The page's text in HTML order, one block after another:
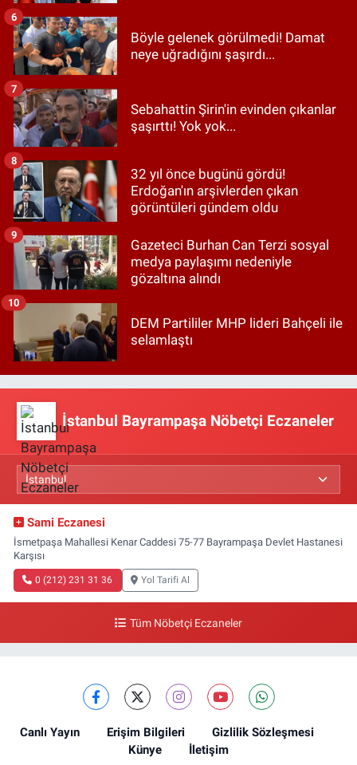
Böyle gelenek görülmedi! Damat
neye uğradığını şaşırdı...
6
Sebahattin Şirin'in evinden çıkanlar
şaşırttı! Yok yok...
7
32 yıl önce bugünü gördü!
Erdoğan'ın arşivlerden çıkan
görüntüleri gündem oldu
8
Gazeteci Burhan Can Terzi sosyal
medya paylaşımı nedeniyle
gözaltına alındı
9
DEM Partililer MHP lideri Bahçeli ile
selamlaştı
10
İstanbul Bayrampaşa Nöbetçi Eczaneler
Sami Eczanesi
İsmetpaşa Mahallesi Kenar Caddesi 75-77 Bayrampaşa Devlet Hastanesi
Karşısı
0 (212) 231 31 36 Yol Tarifi Al
Tüm Nöbetçi Eczaneler
Canlı Yayın Erişim Bilgileri
Gizlilik Sözleşmesi
Künye
İletişim